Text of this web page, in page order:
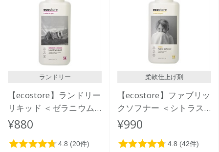
ランドリー
【ecostore】ランドリー
リキッド ＜ゼラニウム
＆オレンジ＞500mL
¥880
柔軟仕上げ剤
【ecostore】ファブリッ
クソフナー ＜シトラス
＞ 500mL
¥990